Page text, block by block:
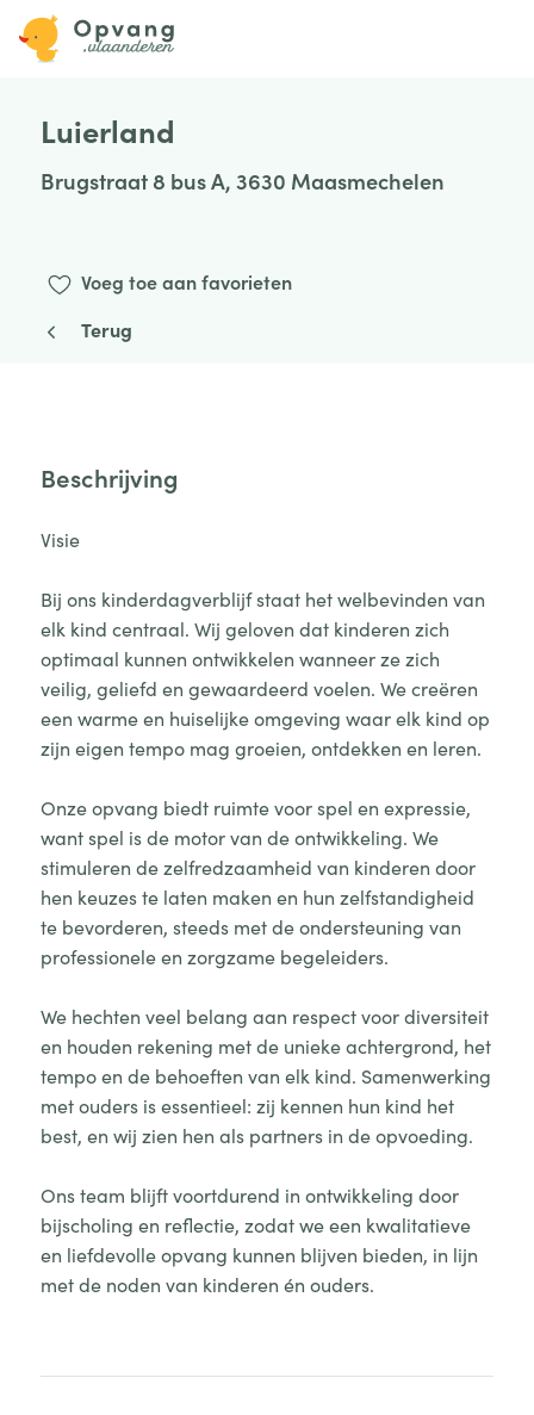
Luierland
Brugstraat 8 bus A, 3630 Maasmechelen
Voeg toe aan favorieten
Terug
Beschrijving
Visie
Bij ons kinderdagverblijf staat het welbevinden van
elk kind centraal. Wij geloven dat kinderen zich
optimaal kunnen ontwikkelen wanneer ze zich
veilig, geliefd en gewaardeerd voelen. We creëren
een warme en huiselijke omgeving waar elk kind op
zijn eigen tempo mag groeien, ontdekken en leren.
Onze opvang biedt ruimte voor spel en expressie,
want spel is de motor van de ontwikkeling. We
stimuleren de zelfredzaamheid van kinderen door
hen keuzes te laten maken en hun zelfstandigheid
te bevorderen, steeds met de ondersteuning van
professionele en zorgzame begeleiders.
We hechten veel belang aan respect voor diversiteit
en houden rekening met de unieke achtergrond, het
tempo en de behoeften van elk kind. Samenwerking
met ouders is essentieel: zij kennen hun kind het
best, en wij zien hen als partners in de opvoeding.
Ons team blijft voortdurend in ontwikkeling door
bijscholing en reflectie, zodat we een kwalitatieve
en liefdevolle opvang kunnen blijven bieden, in lijn
met de noden van kinderen én ouders.